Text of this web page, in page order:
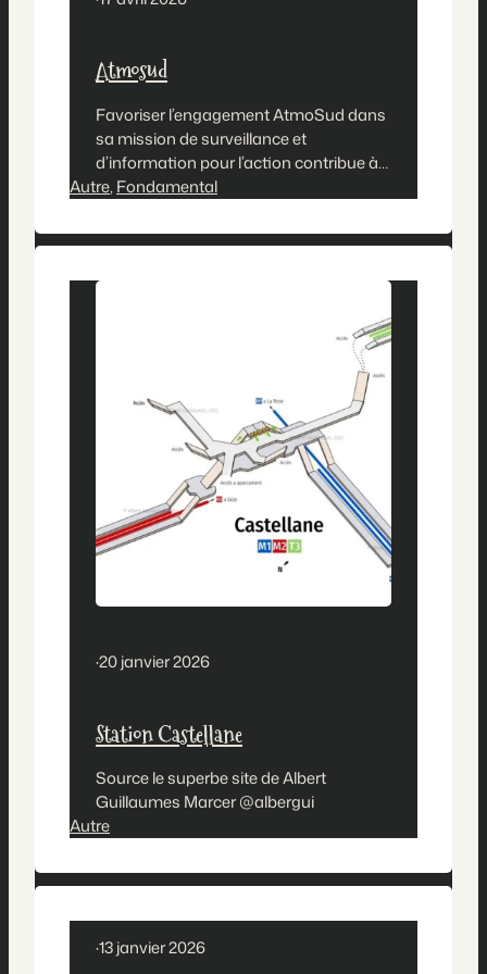
Atmosud
Favoriser l’engagement AtmoSud dans
sa mission de surveillance et
d’information pour l’action contribue à
la préservation de la qualité de l’air et à
climatique. L’association s’appuie sur
l’observatoire et l’engagement des
Autre, Fondamental
·20 janvier 2026
Station Castellane
Source le superbe site de Albert
Guillaumes Marcer @albergui
Autre
·13 janvier 2026